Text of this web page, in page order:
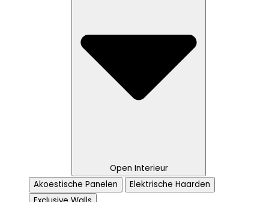
Open Interieur
Akoestische Panelen
Elektrische Haarden